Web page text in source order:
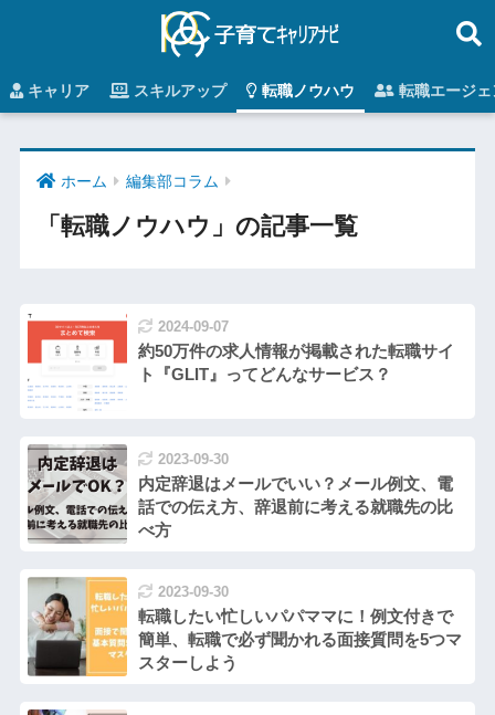
キャリア スキルアップ 転職ノウハウ 転職エージ
ホーム 編集部コラム
「転職ノウハウ」の記事一覧
2024-09-07
約50万件の求人情報が掲載された転職サイ
ト『GLIT』ってどんなサービス？
2023-09-30
内定辞退はメールでいい？メール例文、電
話での伝え方、辞退前に考える就職先の比
べ方
2023-09-30
転職したい忙しいパパママに！例文付きで
簡単、転職で必ず聞かれる面接質問を5つマ
スターしよう